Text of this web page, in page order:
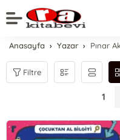
Anasayfa Yazar Pınar
Filtre
1